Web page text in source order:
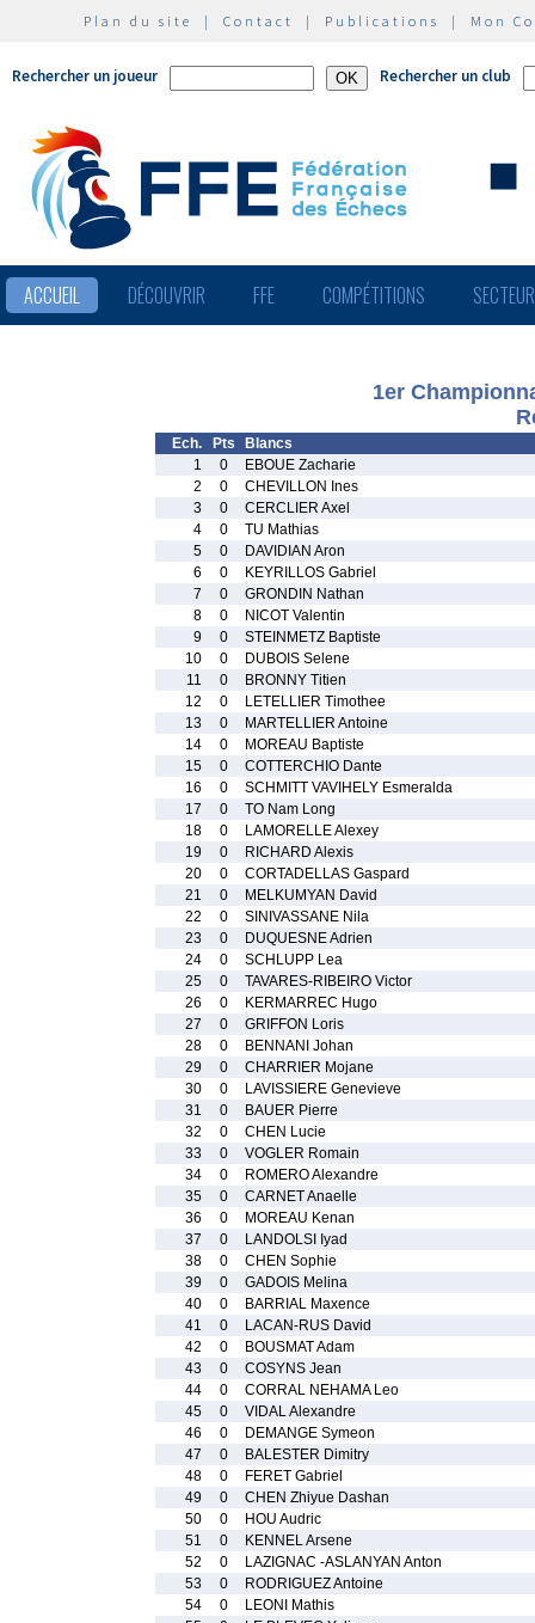
Plan du site | Contact | Publications | Mon
Rechercher un joueur Rechercher un club
ACCUEIL DÉCOUVRIR FFE COMPÉTITIONS
1er
Ech. Pts
Blancs
1
0
EBOUE Zacharie
2
0
CHEVILLON Ines
3
0
CERCLIER Axel
4
0
TU Mathias
5
0
DAVIDIAN Aron
6
0
KEYRILLOS Gabriel
7
0
GRONDIN Nathan
8
0
NICOT Valentin
9
0
STEINMETZ Baptiste
10
0
DUBOIS Selene
11
0
BRONNY Titien
12
0
LETELLIER Timothee
13
0
MARTELLIER Antoine
14
0
MOREAU Baptiste
15
0
COTTERCHIO Dante
16
0
SCHMITT VAVIHELY Esmeralda
17
0
TO Nam Long
18
0
LAMORELLE Alexey
19
0
RICHARD Alexis
20
0
CORTADELLAS Gaspard
21
0
MELKUMYAN David
22
0
SINIVASSANE Nila
23
0
DUQUESNE Adrien
24
0
SCHLUPP Lea
25
0
TAVARES-RIBEIRO Victor
26
0
KERMARREC Hugo
27
0
GRIFFON Loris
28
0
BENNANI Johan
29
0
CHARRIER Mojane
30
0
LAVISSIERE Genevieve
31
0
BAUER Pierre
32
0
CHEN Lucie
33
0
VOGLER Romain
34
0
ROMERO Alexandre
35
0
CARNET Anaelle
36
0
MOREAU Kenan
37
0
LANDOLSI Iyad
38
0
CHEN Sophie
39
0
GADOIS Melina
40
0
BARRIAL Maxence
41
0
LACAN-RUS David
42
0
BOUSMAT Adam
43
0
COSYNS Jean
44
0
CORRAL NEHAMA Leo
45
0
VIDAL Alexandre
46
0
DEMANGE Symeon
47
0
BALESTER Dimitry
48
0
FERET Gabriel
49
0
CHEN Zhiyue Dashan
50
0
HOU Audric
51
0
KENNEL Arsene
52
0
LAZIGNAC -ASLANYAN Anton
53
0
RODRIGUEZ Antoine
54
0
LEONI Mathis